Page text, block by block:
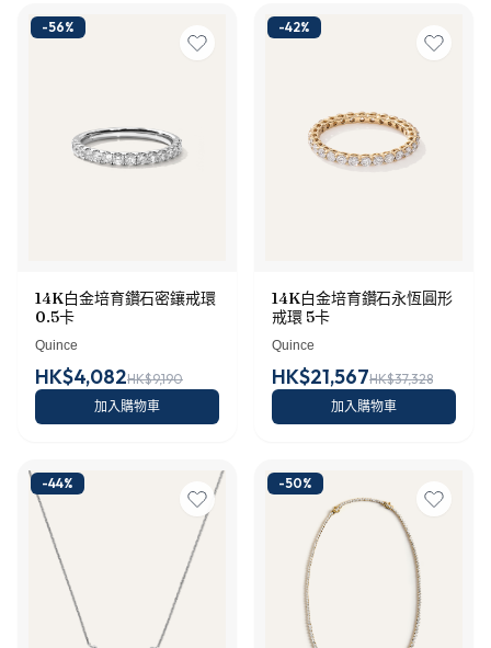
-56%
14K白金培育鑽石密鑲戒環
0.5卡
Quince
HK$4,082HK$9,190
加入購物車
-42%
14K白金培育鑽石永恆圓形
戒環 5卡
Quince
HK$21,567HK$37,328
加入購物車
-44% -50%